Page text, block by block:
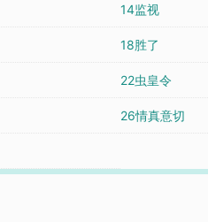
14监视
18胜了
22虫皇令
26情真意切